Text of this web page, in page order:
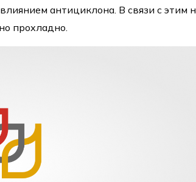
антициклона. В связи с этим
прохладно.